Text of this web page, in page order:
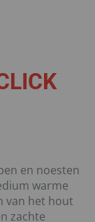
en noesten
warme
van het hout
zachte